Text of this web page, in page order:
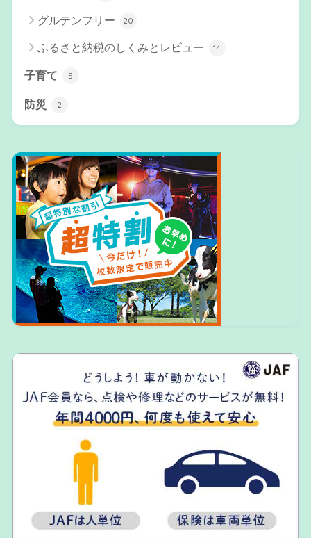
グルテンフリー 20
ふるさと納税のしくみとレビュー 14
子育て 5
防災 2